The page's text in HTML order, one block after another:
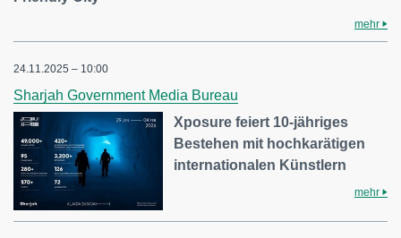
mehr
24.11.2025 – 10:00
Sharjah Government Media Bureau
Xposure feiert 10-jähriges
Bestehen mit hochkarätigen
internationalen Künstlern
mehr